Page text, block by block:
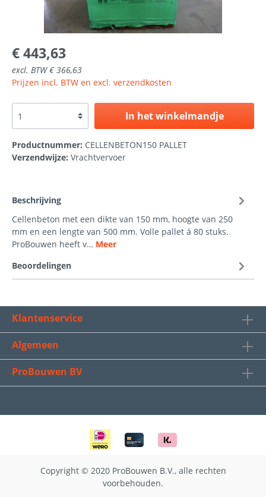
€ 443,63
excl. BTW € 366,63
Prijzen incl. BTW en excl. verzendkosten
In het winkelmandje
Productnummer: CELLENBETON150 PALLET
Verzendwijze: Vrachtvervoer
Beschrijving
Cellenbeton met een dikte van 150 mm, hoogte van 250
mm en een lengte van 500 mm. Volle pallet á 80 stuks.
ProBouwen heeft v… Meer
Beoordelingen
Klantenservice
Algemeen
ProBouwen BV
Copyright © 2020 ProBouwen B.V., alle rechten
voorbehouden.